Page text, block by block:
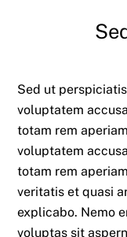
Sed ut
voluptatem
totam rem
voluptatem
totam rem
veritatis et quasi
explicabo. Nemo
voluptas sit